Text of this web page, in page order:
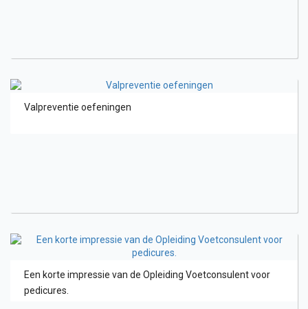
Valpreventie oefeningen
Een korte impressie van de Opleiding Voetconsulent voor
pedicures.